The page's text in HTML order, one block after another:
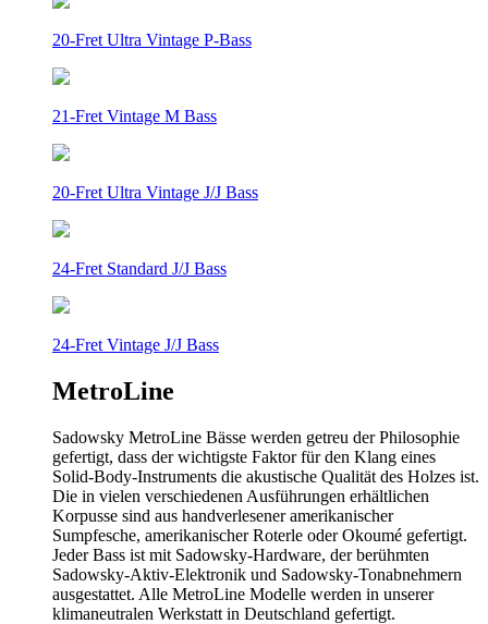
20-Fret Ultra Vintage P-Bass
21-Fret Vintage M Bass
20-Fret Ultra Vintage J/J Bass
24-Fret Standard J/J Bass
24-Fret Vintage J/J Bass
MetroLine
Sadowsky MetroLine Bässe werden getreu der Philosophie
gefertigt, dass der wichtigste Faktor für den Klang eines
Solid-Body-Instruments die akustische Qualität des Holzes ist.
Die in vielen verschiedenen Ausführungen erhältlichen
Korpusse sind aus handverlesener amerikanischer
Sumpfesche, amerikanischer Roterle oder Okoumé gefertigt.
Jeder Bass ist mit Sadowsky-Hardware, der berühmten
Sadowsky-Aktiv-Elektronik und Sadowsky-Tonabnehmern
ausgestattet. Alle MetroLine Modelle werden in unserer
klimaneutralen Werkstatt in Deutschland gefertigt.